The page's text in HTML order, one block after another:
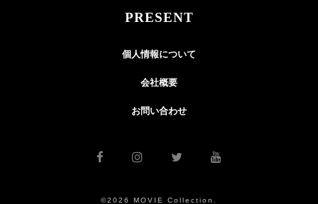
PRESENT
個人情報について
会社概要
お問い合わせ
©2026 MOVIE Collection.